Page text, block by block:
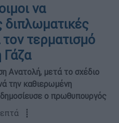
να
διπλωματικές
τερματισμό
Ανατολή, μετά το σχέδιο
την καθιερωμένη
ο πρωθυπουργός
┋